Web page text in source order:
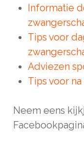
Informatie
Tips voor
Adviezen
Tips voor
Neem eens